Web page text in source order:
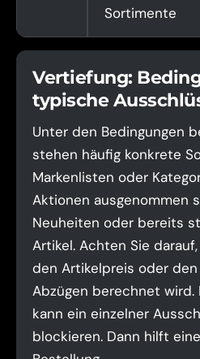
Sortimente
Vertiefung:
typische
Unter den Bedingungen
stehen häufig konkrete
Markenlisten oder
Aktionen ausgenommen
Neuheiten oder bereits
Artikel. Achten Sie
den Artikelpreis oder den
Abzügen berechnet wird.
kann ein einzelner
blockieren. Dann hilft